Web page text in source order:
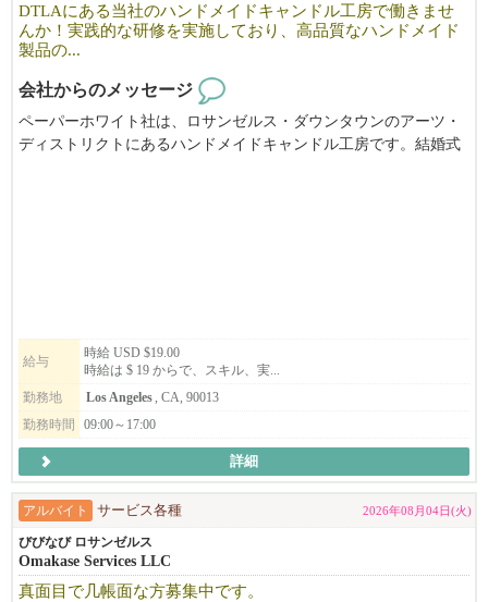
DTLAにある当社のハンドメイドキャンドル工房で働きませ
んか！実践的な研修を実施しており、高品質なハンドメイド
製品の...
会社からのメッセージ
ペーパーホワイト社は、ロサンゼルス・ダウンタウンのアーツ・
ディストリクトにあるハンドメイドキャンドル工房です。結婚式
給与
時給 USD $19.00
時給は $ 19 からで、スキル、実...
勤務地
Los Angeles, CA, 90013
勤務時間
09:00～17:00
詳細
アルバイト サービス各種 2026年08月04日(火)
びびなび ロサンゼルス
Omakase Services LLC
真面目で几帳面な方募集中です。